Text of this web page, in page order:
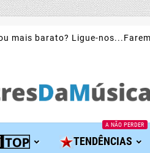
mais barato? Ligue-
TENDÊNCIAS
A NÃO PERDER